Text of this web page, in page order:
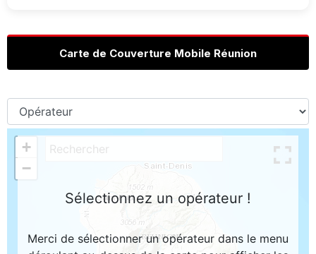
Carte de Couverture Mobile Réunion